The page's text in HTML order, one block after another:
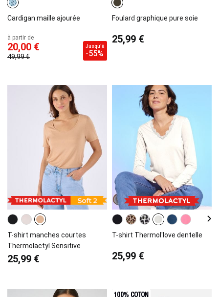
Cardigan maille ajourée
à partir de
20,00 €
49,99 €
Jusqu'à
-55%
Foulard graphique pure soie
25,99 €
T-shirt manches courtes
Thermolactyl Sensitive
25,99 €
T-shirt Thermol'love dentelle
25,99 €